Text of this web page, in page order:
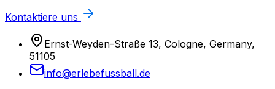
Kontaktiere uns
Ernst-Weyden-Straße 13, Cologne, Germany,
51105
info@erlebefussball.de